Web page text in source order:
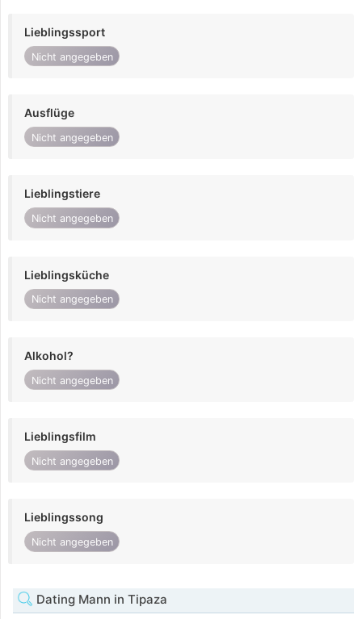
Lieblingssport
Nicht angegeben
Ausflüge
Nicht angegeben
Lieblingstiere
Nicht angegeben
Lieblingsküche
Nicht angegeben
Alkohol?
Nicht angegeben
Lieblingsfilm
Nicht angegeben
Lieblingssong
Nicht angegeben
Dating Mann in Tipaza